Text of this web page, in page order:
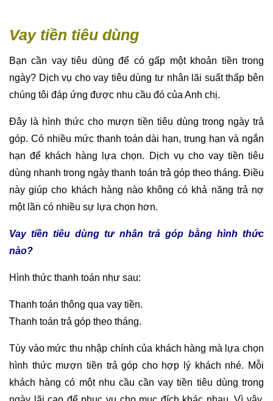
Vay tiền tiêu dùng
Bạn cần vay tiêu dùng để có gấp một khoản tiền trong
ngày? Dịch vụ cho vay tiêu dùng tư nhân lãi suất thấp bên
chúng tôi đáp ứng được nhu cầu đó của Anh chị.
Đây là hình thức cho mượn tiền tiêu dùng trong ngày trả
góp. Có nhiều mức thanh toán dài hạn, trung hạn và ngắn
hạn để khách hàng lựa chọn. Dịch vụ cho vay tiền tiêu
dùng nhanh trong ngày thanh toán trả góp theo tháng. Điều
này giúp cho khách hàng nào không có khả năng trả nợ
một lần có nhiều sự lựa chọn hơn.
Vay tiền tiêu dùng tư nhân trả góp bằng hình thức
nào?
Hình thức thanh toán như sau:
Thanh toán thông qua vay tiền.
Thanh toán trả góp theo tháng.
Tùy vào mức thu nhập chính của khách hàng mà lựa chọn
hình thức mượn tiền trả góp cho hợp lý khách nhé. Mỗi
khách hàng có một nhu cầu cần vay tiền tiêu dùng trong